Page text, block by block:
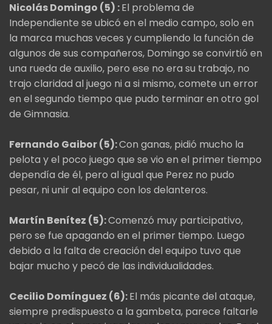
Nicolás Domingo (5) :El problema de
Independiente se ubicó en el medio campo, solo en
la marca muchas veces y cumpliendo la función de
algunos de sus compañeros, Domingo se convirtió en
una rueda de auxilio, pero ese no era su trabajo, no
trajo claridad al juego ni a si mismo, comete un error
en el segundo tiempo que pudo terminar en otro gol
de Gimnasia.
Fernando Gaibor (5):Con ganas, pidió mucho la
pelota y el poco juego que se vio en el primer tiempo
dependía de él, pero al igual que Perez no pudo
pesar, ni unir al equipo con los delanteros.
Martín Benítez (5):Comenzó muy participativo,
pero se fue apagando en el primer tiempo. Luego
debido a la falta de creación del equipo tuvo que
bajar mucho y pecó de las individualidades.
Cecilio Domínguez (6):El más picante del ataque,
siempre predispuesto a la gambeta, parece faltarle